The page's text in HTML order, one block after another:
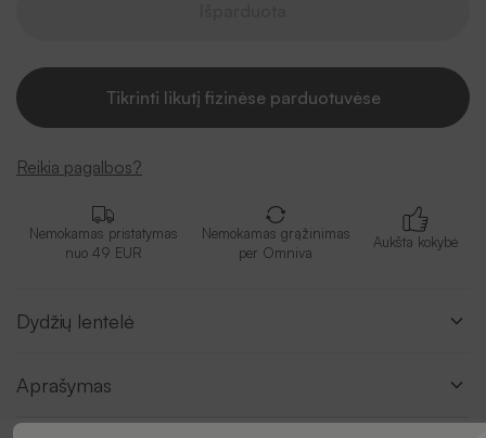
Tikrinti likutį fizinėse parduotuvėse
Reikia pagalbos?
Nemokamas pristatymas
nuo 49 EUR
Nemokamas grąžinimas
per Omniva
Aukšta kokybė
Dydžių lentelė
Aprašymas